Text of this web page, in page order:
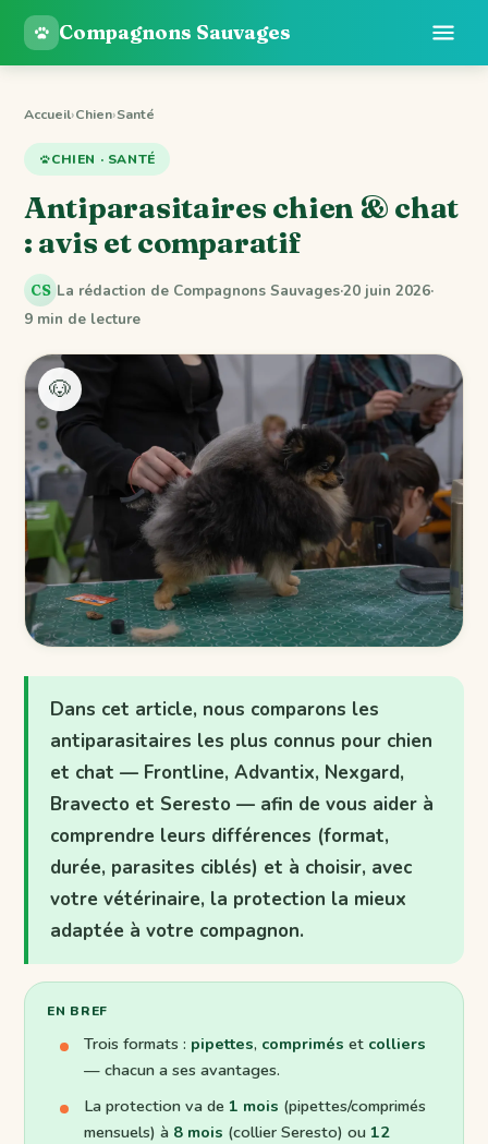
Compagnons Sauvages
Accueil›Chien›Santé
CHIEN · SANTÉ
Antiparasitaires chien & chat
: avis et comparatif
CS La rédaction de Compagnons Sauvages·20 juin 2026·
9 min de lecture
🐶
Dans cet article, nous comparons les
antiparasitaires les plus connus pour chien
et chat — Frontline, Advantix, Nexgard,
Bravecto et Seresto — afin de vous aider à
comprendre leurs différences (format,
durée, parasites ciblés) et à choisir, avec
votre vétérinaire, la protection la mieux
adaptée à votre compagnon.
EN BREF
Trois formats : pipettes, comprimés et colliers
— chacun a ses avantages.
La protection va de 1 mois (pipettes/comprimés
mensuels) à 8 mois (collier Seresto) ou 12